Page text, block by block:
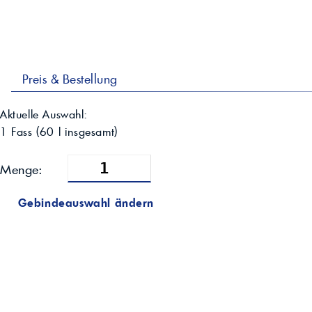
Preis & Bestellung
Aktuelle Auswahl:
1 Fass (60 l insgesamt)
Menge:
Gebindeauswahl ändern